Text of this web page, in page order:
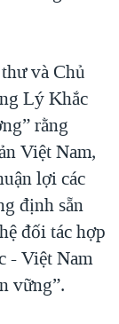
và Chủ
Lý Khắc
rằng
Việt Nam,
lợi các
định sẵn
đối tác hợp
- Việt Nam
vững”.